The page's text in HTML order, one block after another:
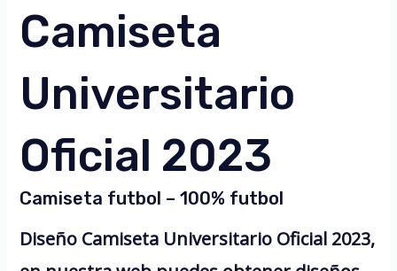
Camiseta
Universitario
Oficial 2023
Camiseta futbol – 100% futbol
Diseño Camiseta Universitario Oficial 2023,